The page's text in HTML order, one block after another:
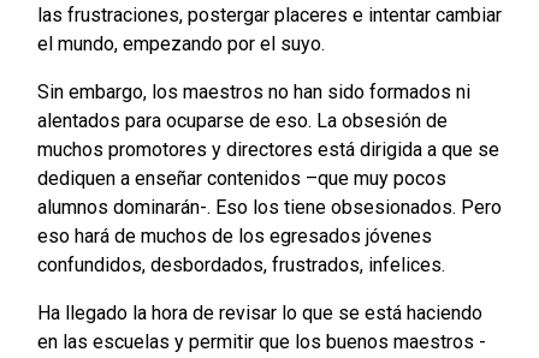
las frustraciones, postergar placeres e intentar cambiar
el mundo, empezando por el suyo.
Sin embargo, los maestros no han sido formados ni
alentados para ocuparse de eso. La obsesión de
muchos promotores y directores está dirigida a que se
dediquen a enseñar contenidos –que muy pocos
alumnos dominarán-. Eso los tiene obsesionados. Pero
eso hará de muchos de los egresados jóvenes
confundidos, desbordados, frustrados, infelices.
Ha llegado la hora de revisar lo que se está haciendo
en las escuelas y permitir que los buenos maestros -